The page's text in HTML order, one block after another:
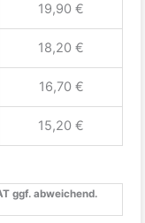
19,90 €
18,20 €
16,70 €
15,20 €
ggf. abweichend.